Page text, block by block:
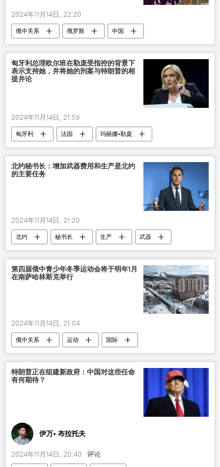
2024年11月14日, 22:20
俄中关系 俄罗斯
中国
航展
匈牙利总理欧尔班在勒庞受指控的背景下
表示支持她，并将她的刑案与特朗普的相
提并论
2024年11月14日, 21:59
匈牙利 法国
玛丽娜•勒庞
支持
北约秘书长：增加武器费用和生产是北约
的主要任务
2024年11月14日, 21:20
北约 秘书长 生产
武器
增加
第四届俄中青少年冬季运动会将于明年1月
在南萨哈林斯克举行
2024年11月14日, 21:04
俄中关系 运动 国际
特朗普正在组建新政府：中国对这些任命
有何期待？
伊万• 布拉托夫
2024年11月14日, 20:40 评论